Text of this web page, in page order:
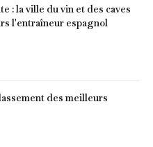
: la ville du vin et des caves
l'entraîneur espagnol
des meilleurs